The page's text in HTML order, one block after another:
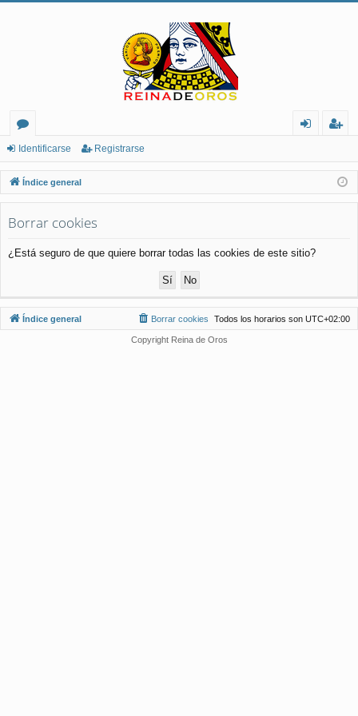
or
os
nt
ifi
rs
ist
ra
Identificarse Registrarse
Índice general
Borrar cookies
¿Está seguro de que quiere borrar todas las cookies de este sitio?
Índice general Todos los horarios son UTC+02:00
Borrar cookies
Copyright Reina de Oros